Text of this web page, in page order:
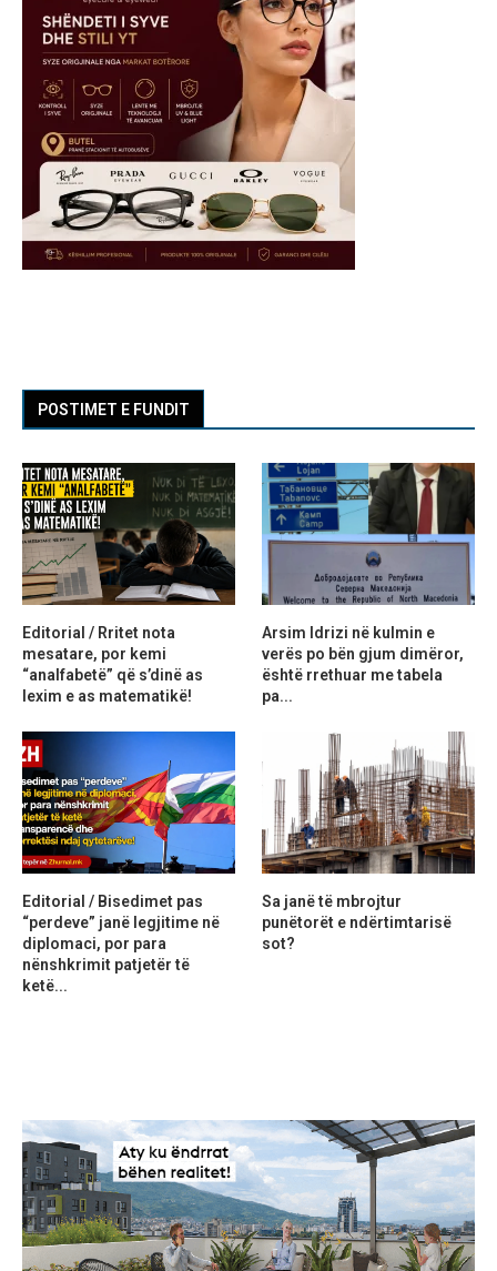
POSTIMET E FUNDIT
Editorial / Rritet nota
mesatare, por kemi
“analfabetë” që s’dinë as
lexim e as matematikë!
Arsim Idrizi në kulmin e
verës po bën gjum dimëror,
është rrethuar me tabela
pa...
Editorial / Bisedimet pas
“perdeve” janë legjitime në
diplomaci, por para
nënshkrimit patjetër të
ketë...
Sa janë të mbrojtur
punëtorët e ndërtimtarisë
sot?